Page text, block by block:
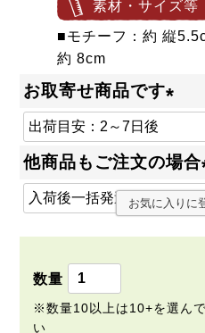
素材・サイズ等
■モチーフ：約 縦
約 8cm
お取寄せ商品です
必
)
他商品もご注文の場合
お気に入りに